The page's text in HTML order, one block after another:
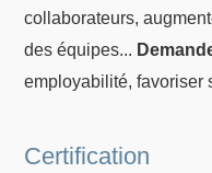
collaborateurs,
des équipes...
employabilité, favoriser
Certification